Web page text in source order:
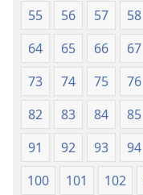
55
56 57 58
64
65 66 67
73
74 75 76
82
83 84 85
91
92 93 94
100
101 102